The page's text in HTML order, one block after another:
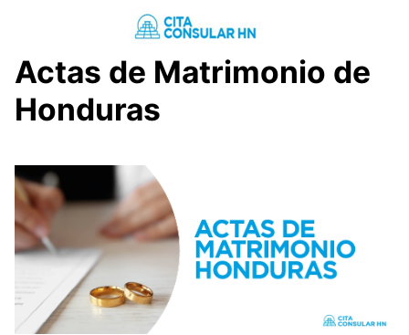
Actas de Matrimonio de
Honduras